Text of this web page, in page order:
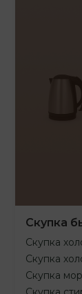
Скупка
Скупка
Скупка
Скупка